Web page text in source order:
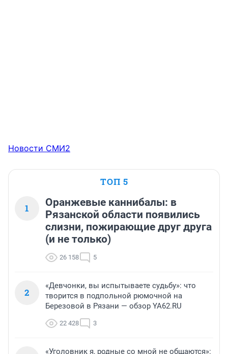
Новости СМИ2
ТОП 5
1
Оранжевые каннибалы: в
Рязанской области появились
слизни, пожирающие друг друга
(и не только)
26 158 5
2
«Девчонки, вы испытываете судьбу»: что
творится в подпольной рюмочной на
Березовой в Рязани — обзор YA62.RU
22 428 3
«Уголовник я, родные со мной не общаются»: